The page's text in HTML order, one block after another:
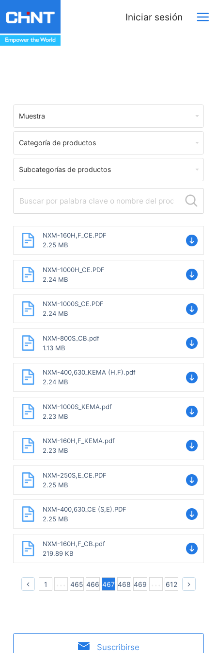
Iniciar sesión
Muestra
Categoría de productos
Subcategorías de productos
NXM-160H,F_CE.PDF
2.25 MB
NXM-1000H_CE.PDF
2.24 MB
NXM-1000S_CE.PDF
2.24 MB
NXM-800S_CB.pdf
1.13 MB
NXM-400,630_KEMA (H,F).pdf
2.24 MB
NXM-1000S_KEMA.pdf
2.23 MB
NXM-160H,F_KEMA.pdf
2.23 MB
NXM-250S,E_CE.PDF
2.25 MB
NXM-400,630_CE (S,E).PDF
2.25 MB
NXM-160H,F_CB.pdf
219.89 KB
1 465 466 467 468 469 612
Suscribirse